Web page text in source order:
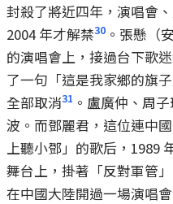
封殺了將近四年，演唱會
2004 年才解禁30 。張懸（
的演唱會上，接過台下歌
了一句「這是我家鄉的旗
全部取消31 。盧廣仲、周
波。而鄧麗君，這位連中
上聽小鄧」的歌后，1989
舞台上，掛著「反對軍管
在中國大陸開過一場演唱會